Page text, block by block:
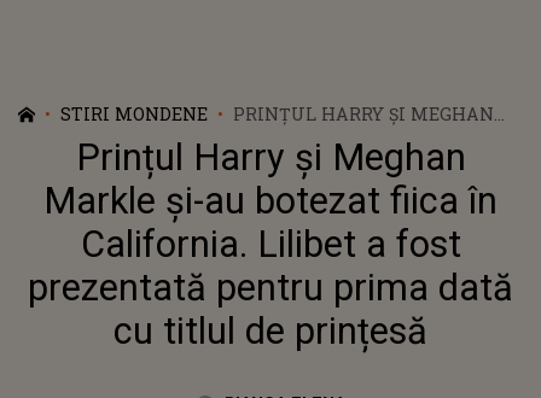
STIRI MONDENE
PRINȚUL HARRY ȘI MEGHAN
MARKLE ȘI-AU BOTEZAT FIICA
ÎN CALIFORNIA. LILIBET A FOST
PREZENTATĂ PENTRU PRIMA
DATĂ CU TITLUL DE PRINȚESĂ
Prințul Harry și Meghan
Markle și-au botezat fiica în
California. Lilibet a fost
prezentată pentru prima dată
cu titlul de prințesă